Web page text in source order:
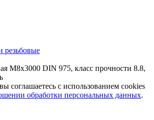
М8х3000 DIN 975, класс прочности 8.8,
соглашаетесь с использованием cookies
обработки персональных данных.